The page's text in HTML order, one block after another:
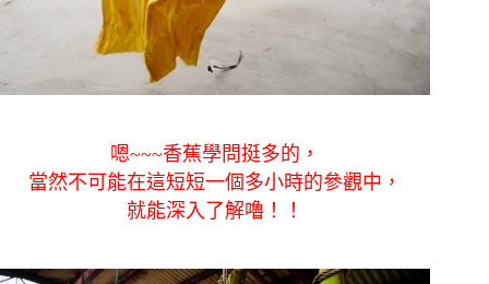
嗯~~~香蕉學問挺多的，
當然不可能在這短短一個多小時的參觀中，
就能深入了解嚕！！